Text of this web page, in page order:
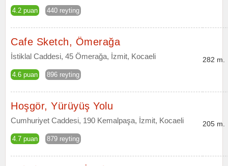
4.2 puan 440 reyting
Cafe Sketch, Ömerağa
İstiklal Caddesi, 45 Ömerağa, İzmit, Kocaeli
4.6 puan 896 reyting
282 m.
Hoşgör, Yürüyüş Yolu
Cumhuriyet Caddesi, 190 Kemalpaşa, İzmit, Kocaeli
4.7 puan 879 reyting
205 m.